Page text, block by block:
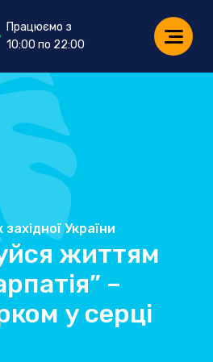
Працюємо з
10:00 по 22:00
України
життям
–
у серці